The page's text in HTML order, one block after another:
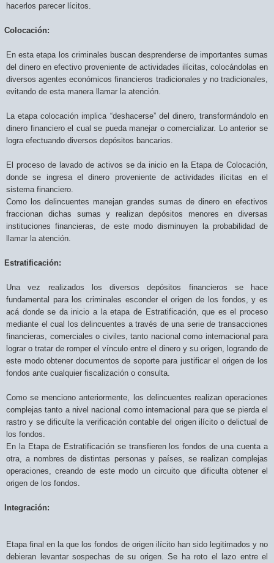
hacerlos parecer lícitos.
Colocación:
En esta etapa los criminales buscan desprenderse de importantes sumas
del dinero en efectivo proveniente de actividades ilícitas, colocándolas en
diversos agentes económicos financieros tradicionales y no tradicionales,
evitando de esta manera llamar la atención.
La etapa colocación implica “deshacerse” del dinero, transformándolo en
dinero financiero el cual se pueda manejar o comercializar. Lo anterior se
logra efectuando diversos depósitos bancarios.
El proceso de lavado de activos se da inicio en la Etapa de Colocación,
donde se ingresa el dinero proveniente de actividades ilícitas en el
sistema financiero.
Como los delincuentes manejan grandes sumas de dinero en efectivos
fraccionan dichas sumas y realizan depósitos menores en diversas
instituciones financieras, de este modo disminuyen la probabilidad de
llamar la atención.
Estratificación:
Una vez realizados los diversos depósitos financieros se hace
fundamental para los criminales esconder el origen de los fondos, y es
acá donde se da inicio a la etapa de Estratificación, que es el proceso
mediante el cual los delincuentes a través de una serie de transacciones
financieras, comerciales o civiles, tanto nacional como internacional para
lograr o tratar de romper el vínculo entre el dinero y su origen, logrando de
este modo obtener documentos de soporte para justificar el origen de los
fondos ante cualquier fiscalización o consulta.
Como se menciono anteriormente, los delincuentes realizan operaciones
complejas tanto a nivel nacional como internacional para que se pierda el
rastro y se dificulte la verificación contable del origen ilícito o delictual de
los fondos.
En la Etapa de Estratificación se transfieren los fondos de una cuenta a
otra, a nombres de distintas personas y países, se realizan complejas
operaciones, creando de este modo un circuito que dificulta obtener el
origen de los fondos.
Integración:
Etapa final en la que los fondos de origen ilícito han sido legitimados y no
debieran levantar sospechas de su origen. Se ha roto el lazo entre el